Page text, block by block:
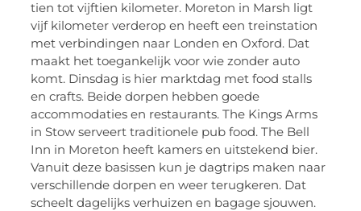
tien tot vijftien kilometer. Moreton in Marsh ligt
vijf kilometer verderop en heeft een treinstation
met verbindingen naar Londen en Oxford. Dat
maakt het toegankelijk voor wie zonder auto
komt. Dinsdag is hier marktdag met food stalls
en crafts. Beide dorpen hebben goede
accommodaties en restaurants. The Kings Arms
in Stow serveert traditionele pub food. The Bell
Inn in Moreton heeft kamers en uitstekend bier.
Vanuit deze basissen kun je dagtrips maken naar
verschillende dorpen en weer terugkeren. Dat
scheelt dagelijks verhuizen en bagage sjouwen.